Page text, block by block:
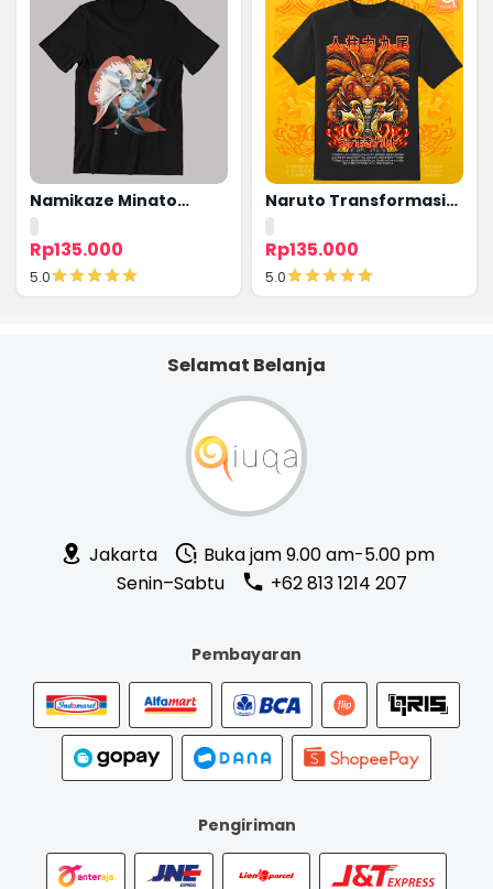
Namikaze Minato
Rasengan
Rp135.000
5.0
Naruto Transformasi
Kyubi
Rp135.000
5.0
Selamat Belanja
Jakarta
Buka jam 9.00 am-5.00 pm
Senin–Sabtu
+62 813 1214 207
Pembayaran
Pengiriman